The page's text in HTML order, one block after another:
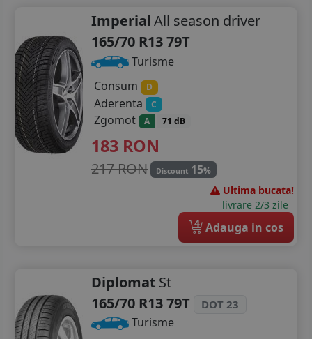
ImperialAll season driver
165/70 R13 79T
Turisme
Consum
D
Aderenta C
Zgomot A 71 dB
183 RON
217 RON Discount 15%
Ultima bucata!
livrare 2/3 zile
4 Adauga in cos
Diplomat St
165/70 R13 79T
DOT 23
Turisme